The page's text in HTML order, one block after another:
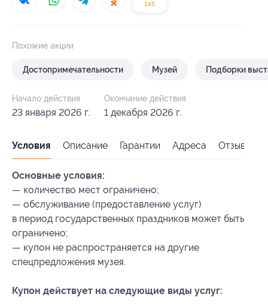
145
Похожие акции
Достопримечательности Музей Подборки
Начало действия
23 января 2026 г.
Окончание действия
1 декабря 2026 г.
Условия Описание Гарантии Адреса Отзывы
Основные условия:
— количество мест ограничено;
— обслуживание (предоставление услуг)
в период государственных праздников может быть
ограничено;
— купон не распространяется на другие
спецпредложения музея.
Купон действует на следующие виды услуг: